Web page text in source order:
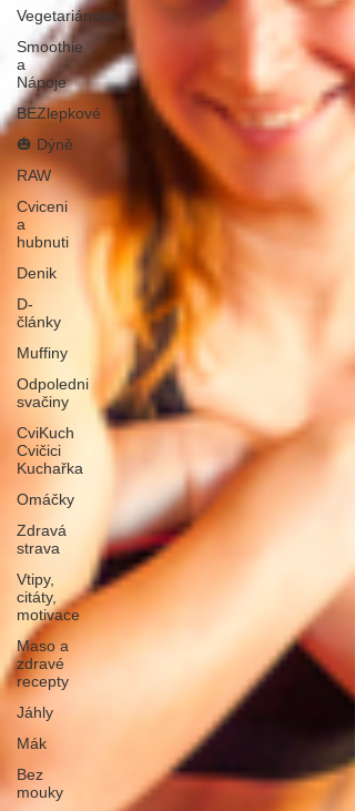
Vegetariánské
Smoothie
a
Nápoje
BEZlepkové
🎃 Dýně
RAW
Cviceni
a
hubnuti
Denik
D-
články
Muffiny
Odpoledni
svačiny
CviKuch
Cvičici
Kuchařka
Omáčky
Zdravá
strava
Vtipy,
citáty,
motivace
Maso a
zdravé
recepty
Jáhly
Mák
Bez
mouky